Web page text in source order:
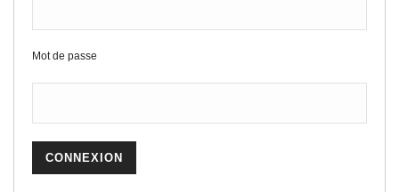
Mot de passe